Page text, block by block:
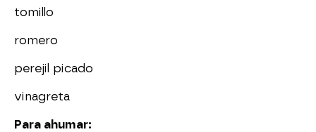
tomillo
romero
perejil picado
vinagreta
Para ahumar: